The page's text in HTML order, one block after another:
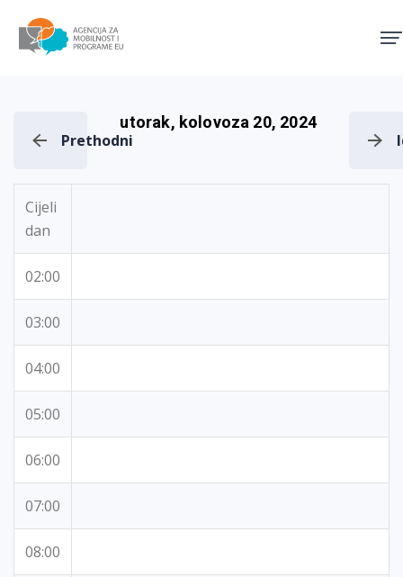
Prethodni
utorak, kolovoza 20, 2024
Cijeli
dan
02:00
03:00
04:00
05:00
06:00
07:00
08:00